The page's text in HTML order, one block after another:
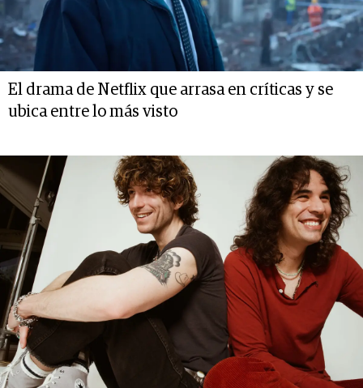
El drama de Netflix que arrasa en críticas y se
ubica entre lo más visto